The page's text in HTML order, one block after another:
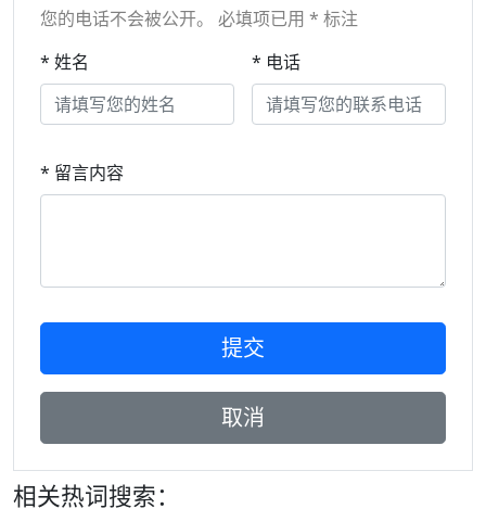
您的电话不会被公开。 必填项已用 * 标注
* 姓名
* 电话
* 留言内容
相关热词搜索：